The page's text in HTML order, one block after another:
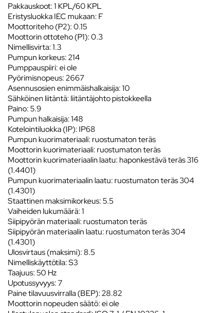
Pakkauskoot: 1 KPL/60 KPL
Eristysluokka IEC mukaan: F
Moottoriteho (P2): 0.15
Moottorin ottoteho (P1): 0.3
Nimellisvirta: 1.3
Pumpun korkeus: 214
Pumppauspiiri: ei ole
Pyörimisnopeus: 2667
Asennusosien enimmäishalkaisija: 10
Sähköinen liitäntä: liitäntäjohto pistokkeella
Paino: 5.9
Pumpun halkaisija: 148
Kotelointiluokka (IP): IP68
Pumpun kuorimateriaali: ruostumaton teräs
Moottorin kuorimateriaali: ruostumaton teräs
Moottorin kuorimateriaalin laatu: haponkestävä teräs 316
(1.4401)
Pumpun kuorimateriaalin laatu: ruostumaton teräs 304
(1.4301)
Staattinen maksimikorkeus: 5.5
Vaiheiden lukumäärä: 1
Siipipyörän materiaali: ruostumaton teräs
Siipipyörän materiaalin laatu: ruostumaton teräs 304
(1.4301)
Ulosvirtaus (maksimi): 8.5
Nimelliskäyttötila: S3
Taajuus: 50 Hz
Upotussyvyys: 7
Paine tilavuusvirralla (BEP): 28.82
Moottorin nopeuden säätö: ei ole